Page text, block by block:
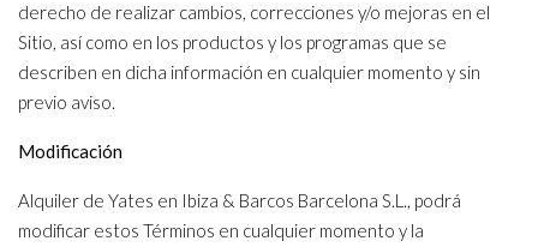
derecho de realizar cambios, correcciones y/o mejoras en el
Sitio, así como en los productos y los programas que se
describen en dicha información en cualquier momento y sin
previo aviso.
Modificación
Alquiler de Yates en Ibiza & Barcos Barcelona S.L., podrá
modificar estos Términos en cualquier momento y la